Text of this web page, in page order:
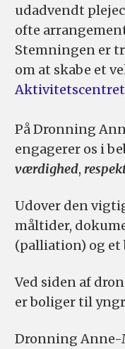
udadvendt
ofte
Stemningen er
om at skabe et
Aktivitetscentret
På Dronning
engagerer os i
værdighed,
Udover den
måltider,
(palliation) og
Ved siden af
er boliger til
Dronning Anne-